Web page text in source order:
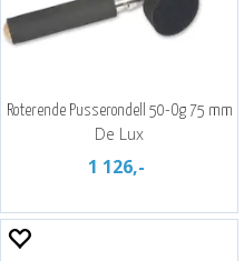
Roterende Pusserondell 50-Og 75 mm
De Lux
1 126,-